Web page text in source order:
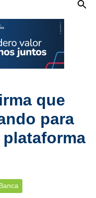
que
para
Banca